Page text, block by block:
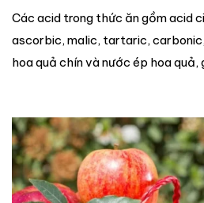
Các acid trong thức ăn gồm acid
ascorbic, malic, tartaric,
hoa quả chín và nước ép hoa quả,